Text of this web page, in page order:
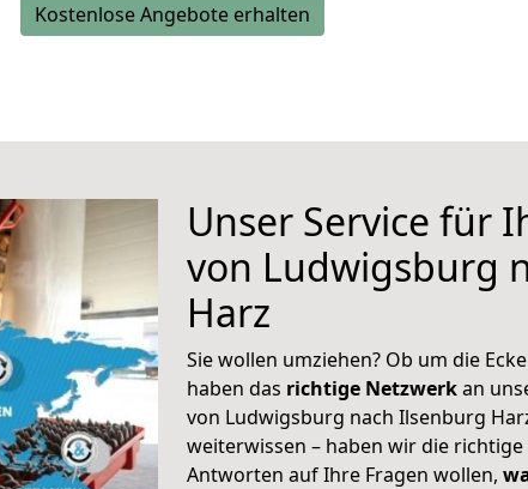
Kostenlose Angebote erhalten
Unser Service für
von Ludwigsburg
Harz
Sie wollen umziehen? Ob um die
haben das richtige Netzwerkan
von Ludwigsburg nach Ilsenburg
weiterwissen – haben wir die richtige
Antworten auf Ihre Fragen wollen,